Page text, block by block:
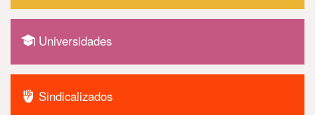
Universidades
Sindicalizados